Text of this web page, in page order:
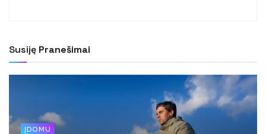
Susiję Pranešimai
ĮDOMU